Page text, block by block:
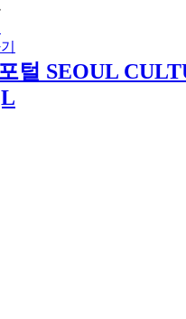
털 SEOUL